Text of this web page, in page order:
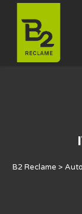
B2 Reclame >